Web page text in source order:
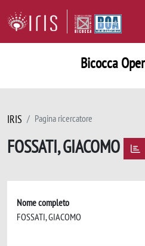
Bicocca
IRIS Pagina ricercatore
FOSSATI, GIACOMO
Nome completo
FOSSATI, GIACOMO